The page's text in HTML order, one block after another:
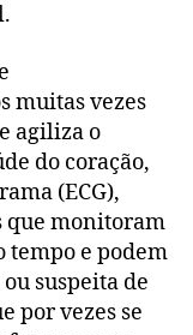
muitas vezes
agiliza o
do coração,
(ECG),
que monitoram
tempo e podem
suspeita de
por vezes se